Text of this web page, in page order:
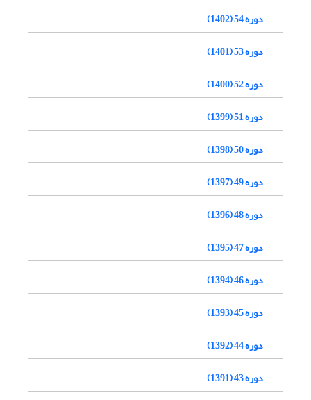
دوره 54 (1402)
دوره 53 (1401)
دوره 52 (1400)
دوره 51 (1399)
دوره 50 (1398)
دوره 49 (1397)
دوره 48 (1396)
دوره 47 (1395)
دوره 46 (1394)
دوره 45 (1393)
دوره 44 (1392)
دوره 43 (1391)